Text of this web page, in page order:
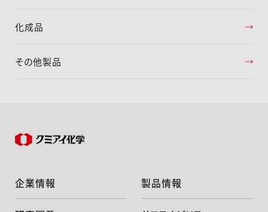
化成品
その他製品
企業情報 製品情報